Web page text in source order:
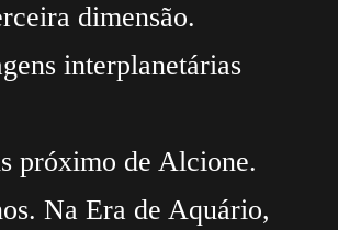
dimensão.
interplanetárias
próximo de Alcione.
Na Era de Aquário,